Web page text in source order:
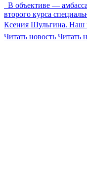
В объективе —
второго курса
Ксения Шульгина. Наш
Читать новость Читать